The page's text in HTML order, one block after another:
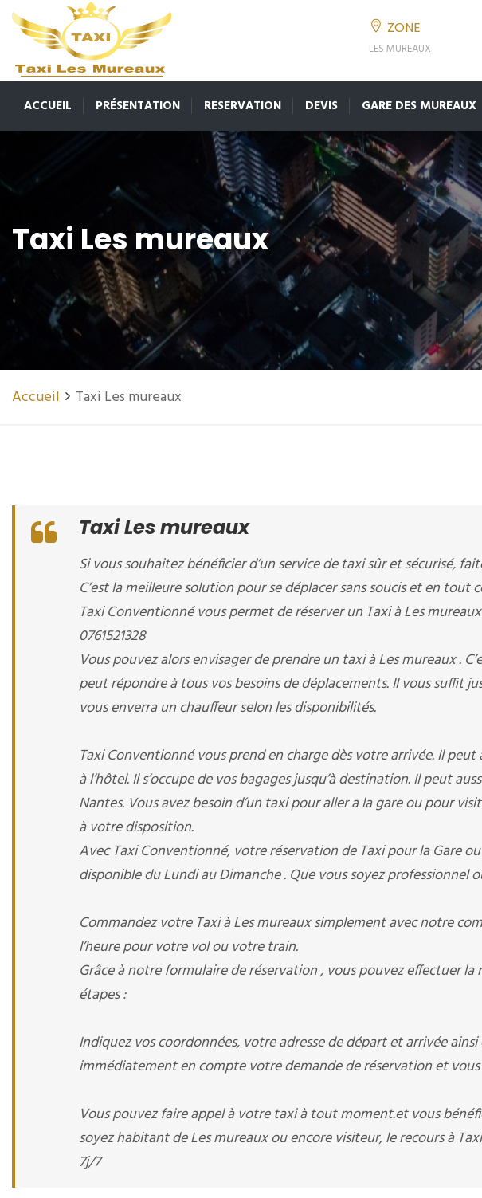
ZONE
LES MUREAUX
ACCUEIL PRÉSENTATION RESERVATION DEVIS GARE DES MUREAUX
Taxi Les mureaux
Accueil Taxi Les mureaux
Taxi Les mureaux
Si vous souhaitez bénéficier d’un service de taxi sûr et sécurisé,
C’est la meilleure solution pour se déplacer sans soucis et en
Taxi Conventionné vous permet de réserver un Taxi à Les
0761521328
Vous pouvez alors envisager de prendre un taxi à Les mureaux .
peut répondre à tous vos besoins de déplacements. Il vous suffit
vous enverra un chauffeur selon les disponibilités.
Taxi Conventionné vous prend en charge dès votre arrivée. Il
à l’hôtel. Il s’occupe de vos bagages jusqu’à destination. Il peut
Nantes. Vous avez besoin d’un taxi pour aller a la gare ou pour
à votre disposition.
Avec Taxi Conventionné, votre réservation de Taxi pour la Gare
disponible du Lundi au Dimanche . Que vous soyez
Commandez votre Taxi à Les mureaux simplement avec notre
l’heure pour votre vol ou votre train.
Grâce à notre formulaire de réservation , vous pouvez effectuer
étapes :
Indiquez vos coordonnées, votre adresse de départ et arrivée
immédiatement en compte votre demande de réservation et
Vous pouvez faire appel à votre taxi à tout moment.et vous
soyez habitant de Les mureaux ou encore visiteur, le recours à
7j/7